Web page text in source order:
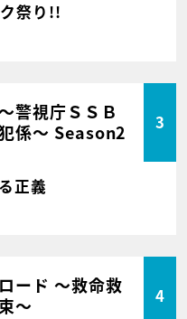
祭り!!
警視庁ＳＳＢ
係～ Season2
3
正義
ード ～救命救
～
4